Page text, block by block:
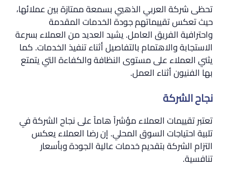
تحظى شركة العربي الذهبي بسمعة ممتازة بين عملائها،
حيث تعكس تقييماتهم جودة الخدمات المقدمة
واحترافية الفريق العامل. يشيد العديد من العملاء بسرعة
الاستجابة والاهتمام بالتفاصيل أثناء تنفيذ الخدمات. كما
يثني العملاء على مستوى النظافة والكفاءة التي يتمتع
بها الفنيون أثناء العمل.
نجاح الشركة
تعتبر تقييمات العملاء مؤشراً هاماً على نجاح الشركة في
تلبية احتياجات السوق المحلي. إن رضا العملاء يعكس
التزام الشركة بتقديم خدمات عالية الجودة وبأسعار
تنافسية.